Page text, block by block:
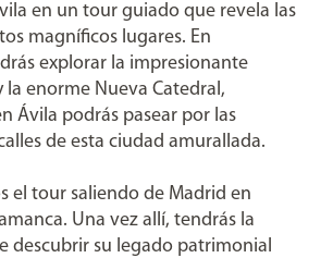
en un tour guiado que revela las
magníficos lugares. En
explorar la impresionante
la enorme Nueva Catedral,
Ávila podrás pasear por las
de esta ciudad amurallada.
el tour saliendo de Madrid en
Una vez allí, tendrás la
descubrir su legado patrimonial